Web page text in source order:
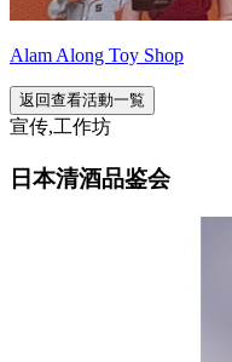
Alam Along Toy Shop
返回查看活動一覧
宣传,工作坊
日本清酒品鉴会